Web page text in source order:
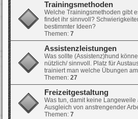
Trainingsmethoden
Welche Trainingsmethoden gibt
findet ihr sinnvoll?
bestimmter Ideen?
Themen: 7
Assistenzleistungen
Was sollte (Assistenz)hund
nützlich/ sinnvoll. Platz für
trainiert man welche Übungen
Themen: 27
Freizeitgestaltung
Was tun, damit keine Langeweile
Ausgleich von anstrengender
Themen: 7